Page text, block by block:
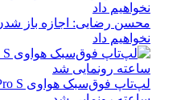
محسن رضایی: اجازه باز
نخواهیم داد